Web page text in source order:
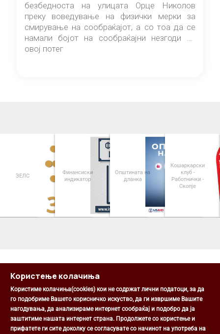
безбедноста на улицата Орце Николов
преку воведување на физички мерки за
смирување на сообраќајот, а со тоа да се
намали бојот на сообраќајни незгоди на
овој потег
ЗЕЛС
Финансиски
индикатор
Општината на
дланка
Кошаркарски
клуб -
Работнички -
Скопје
Општина Центар
Михаил Цоков бр. 1, Скопје
Користење колачиња
Користиме колачиња(cookies) кои не содржат лични податоци, за да
го подобриме Вашето корисничко искуство, да ги извршиме Вашите
нагодувања, да анализираме интернет сообраќај и подобро да ја
заштитиме нашата интернет страна. Продолжете со користење и
прифатете ги сите доколку се согласувате со начинот на употреба на